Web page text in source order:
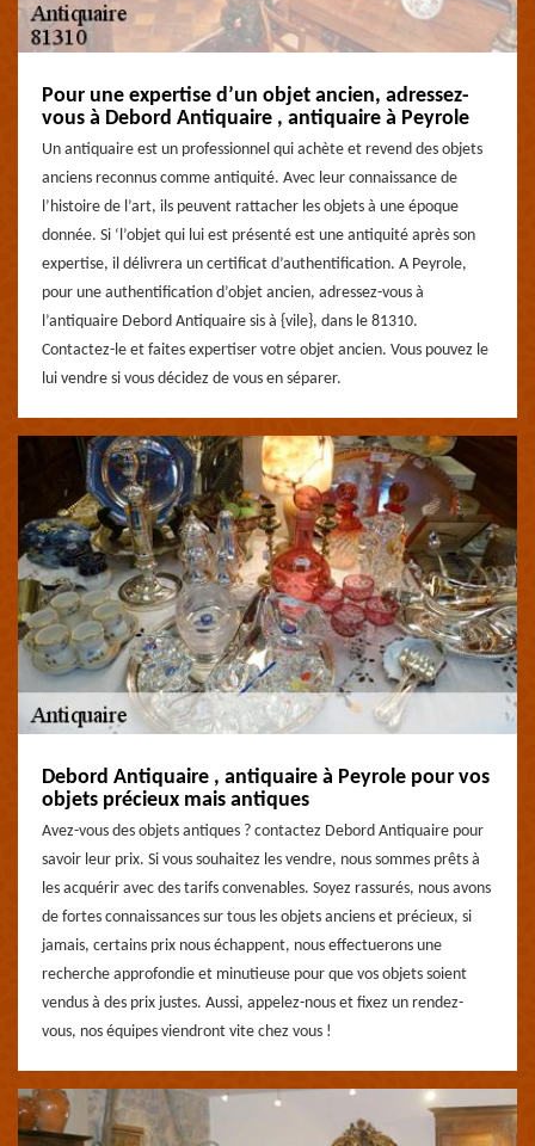
Pour une expertise d’un objet ancien, adressez-
vous à Debord Antiquaire , antiquaire à Peyrole
Un antiquaire est un professionnel qui achète et revend des objets
anciens reconnus comme antiquité. Avec leur connaissance de
l’histoire de l’art, ils peuvent rattacher les objets à une époque
donnée. Si ‘l’objet qui lui est présenté est une antiquité après son
expertise, il délivrera un certificat d’authentification. A Peyrole,
pour une authentification d’objet ancien, adressez-vous à
l’antiquaire Debord Antiquaire sis à {vile}, dans le 81310.
Contactez-le et faites expertiser votre objet ancien. Vous pouvez le
lui vendre si vous décidez de vous en séparer.
Debord Antiquaire , antiquaire à Peyrole pour vos
objets précieux mais antiques
Avez-vous des objets antiques ? contactez Debord Antiquaire pour
savoir leur prix. Si vous souhaitez les vendre, nous sommes prêts à
les acquérir avec des tarifs convenables. Soyez rassurés, nous avons
de fortes connaissances sur tous les objets anciens et précieux, si
jamais, certains prix nous échappent, nous effectuerons une
recherche approfondie et minutieuse pour que vos objets soient
vendus à des prix justes. Aussi, appelez-nous et fixez un rendez-
vous, nos équipes viendront vite chez vous !